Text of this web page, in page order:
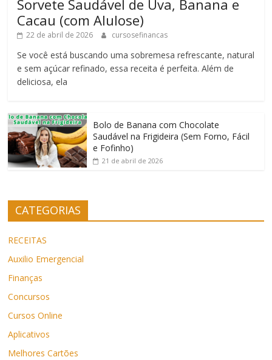
Sorvete Saudável de Uva, Banana e
Cacau (com Alulose)
22 de abril de 2026 cursosefinancas
Se você está buscando uma sobremesa refrescante, natural
e sem açúcar refinado, essa receita é perfeita. Além de
deliciosa, ela
Bolo de Banana com Chocolate
Saudável na Frigideira (Sem Forno, Fácil
e Fofinho)
21 de abril de 2026
CATEGORIAS
RECEITAS
Auxilio Emergencial
Finanças
Concursos
Cursos Online
Aplicativos
Melhores Cartões